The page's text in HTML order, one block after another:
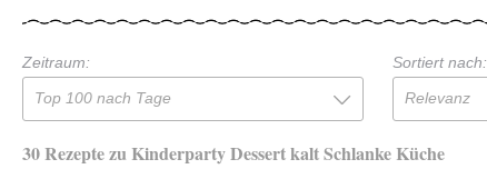
Zeitraum:
Top 100 nach Tage
Sortiert nach:
Relevanz
30 Rezepte zu Kinderparty Dessert kalt Schlanke Küche